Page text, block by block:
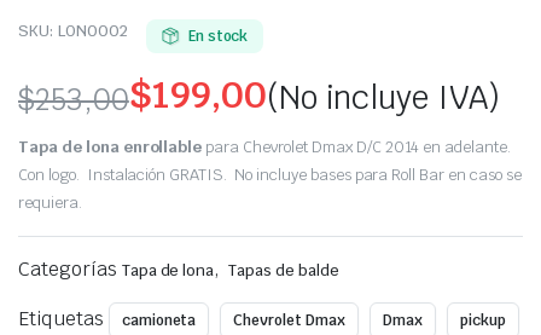
SKU: LON0002 En stock
$253,00
Original
price
was:
$253,00.
$199,00
Current
price
is:
$199,00.
(No incluye IVA)
Tapa de lona enrollable para Chevrolet Dmax D/C 2014 en adelante.
Con logo. Instalación GRATIS. No incluye bases para Roll Bar en caso se
requiera.
Categorías Tapa de lona, Tapas de balde
Etiquetas camioneta Chevrolet Dmax Dmax pickup